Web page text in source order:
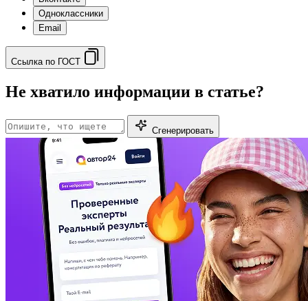
Одноклассники
Email
Ссылка по ГОСТ
Не хватило информации в статье?
Сгенерировать